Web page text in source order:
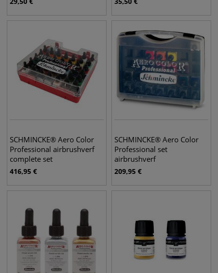
SCHMINCKE® Aero Color
Professional airbrushverf
complete set
416,95 €
SCHMINCKE® Aero Color
Professional set
airbrushverf
209,95 €